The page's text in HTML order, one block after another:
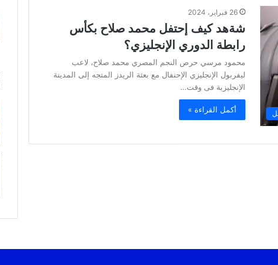
26 فبراير، 2024
شةهد كيف إحتفل محمد صلاح بكأس
رابطة الدوري الإنجليزي؟
محمود مرسي حرص النجم المصري محمد صلاح، لاعب
ليفربول الإنجليزي الإحنفال مع بعثة الريدز المتجه إلى المدينة
الإنجليزية فى وقت…
أكمل القراءة »